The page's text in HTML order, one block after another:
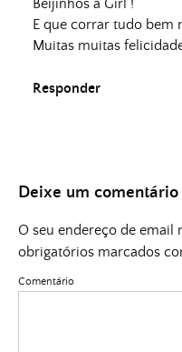
Beijinhos à Girl !
E que corrar tudo bem
Muitas muitas
Responder
Deixe um comentário
O seu endereço de email
obrigatórios marcados
Comentário